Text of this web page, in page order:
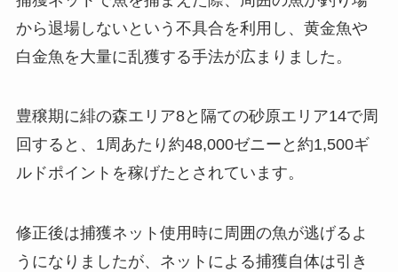
から退場しないという不具合を利用し、黄金魚や
白金魚を大量に乱獲する手法が広まりました。
豊穣期に緋の森エリア8と隔ての砂原エリア14で周
回すると、1周あたり約48,000ゼニーと約1,500ギ
ルドポイントを稼げたとされています。
修正後は捕獲ネット使用時に周囲の魚が逃げるよ
うになりましたが、ネットによる捕獲自体は引き